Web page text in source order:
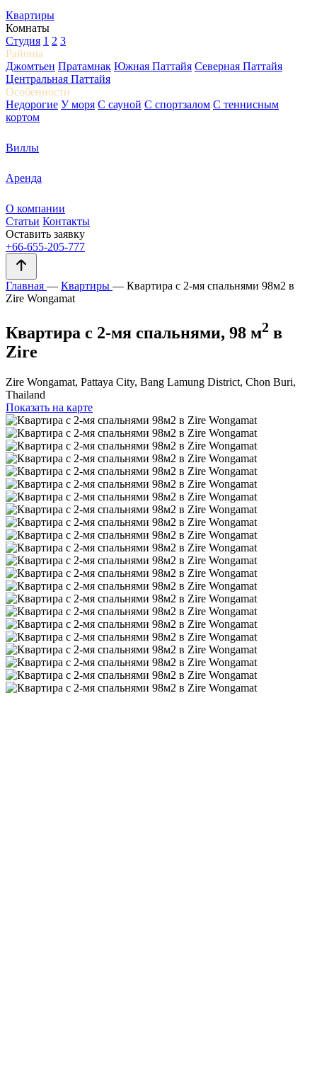
Квартиры
Комнаты
Студия 1 2 3
Районы
Джомтьен Пратамнак Южная Паттайя Северная Паттайя
Центральная Паттайя
Особенности
Недорогие У моря С сауной С спортзалом С теннисным
кортом
Виллы
Аренда
О компании
Статьи Контакты
Оставить заявку
+66-655-205-777
Главная — Квартиры — Квартира с 2-мя спальнями 98м2 в
Zire Wongamat
Квартира с 2-мя спальнями, 98 м2 в
Zire
Zire Wongamat, Pattaya City, Bang Lamung District, Chon Buri,
Thailand
Показать на карте